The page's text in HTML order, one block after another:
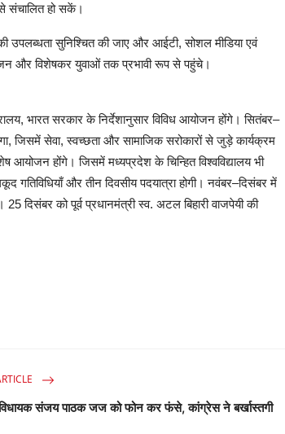
से संचालित हो सकें।
उपलब्धता सुनिश्चित की जाए और आईटी, सोशल मीडिया एवं
और विशेषकर युवाओं तक प्रभावी रूप से पहुंचे।
भारत सरकार के निर्देशानुसार विविध आयोजन होंगे। सितंबर–
जिसमें सेवा, स्वच्छता और सामाजिक सरोकारों से जुड़े कार्यक्रम
आयोजन होंगे। जिसमें मध्यप्रदेश के चिन्हित विश्वविद्यालय भी
और तीन दिवसीय पदयात्रा होगी। नवंबर–दिसंबर में
दिसंबर को पूर्व प्रधानमंत्री स्व. अटल बिहारी वाजपेयी की
संजय पाठक जज को फोन कर फंसे, कांग्रेस ने बर्खास्तगी